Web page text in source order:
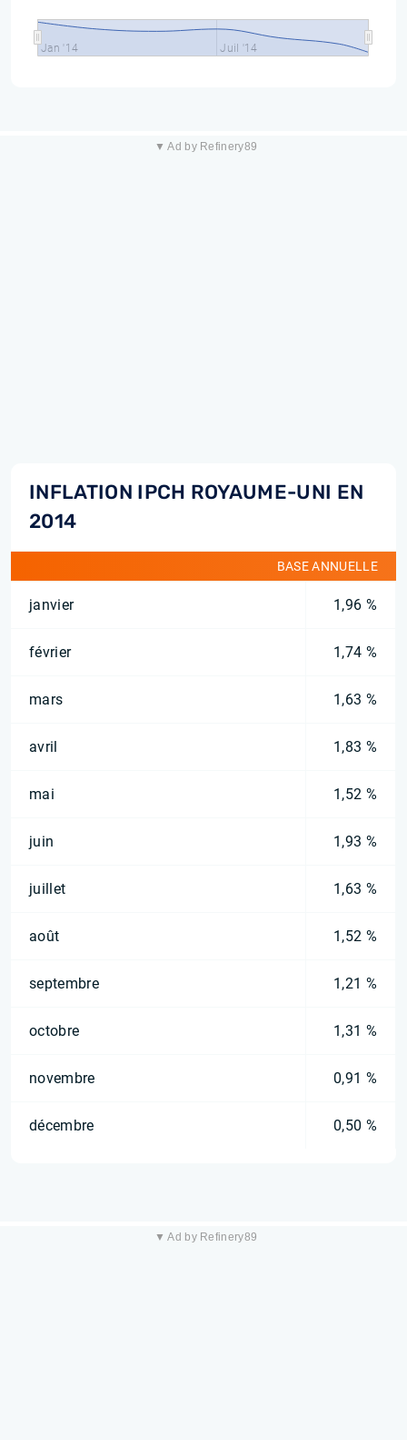
Jan '14 Juil '14
▼ Ad by Refinery89
INFLATION IPCH ROYAUME-UNI EN
2014
BASE ANNUELLE
janvier 1,96 %
février 1,74 %
mars 1,63 %
avril 1,83 %
mai 1,52 %
juin 1,93 %
juillet 1,63 %
août 1,52 %
septembre 1,21 %
octobre 1,31 %
novembre 0,91 %
décembre 0,50 %
▼ Ad by Refinery89